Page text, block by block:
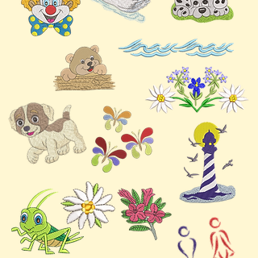
diese filigranen Designs
problemlos in Ihre Projekte
integrieren können. Ob
professioneller Holzwerker
oder Hobbybastler –
Werkzeug 1, Digitale
Stickdateien sind ein Muss,
um Ihrer Ausrüstung eine
persönliche Note zu
verleihen.
Fadenspannung wichtig,
damit das Stickbild nicht
verzogen wird und die
Umrandungen exakt
stimmen.
Für beste Ergebnisse
empfehlen wir zudem, vor
dem eigentlichen Projekt
eine Stickprobe auf
ähnlichem Stoff